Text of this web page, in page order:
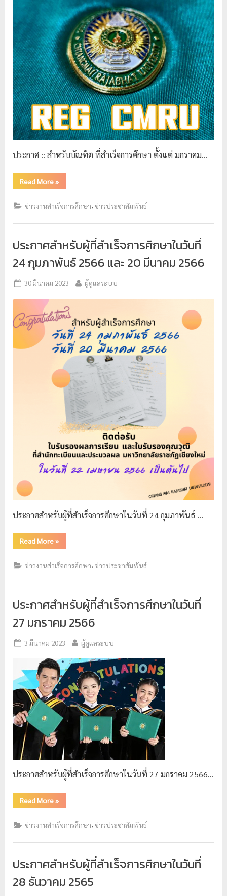
ประกาศ :: สำหรับบัณฑิต ที่สำเร็จการศึกษา ตั้งแต่ มกราคม…
Read More»
ข่าวงานสำเร็จการศึกษา,ข่าวประชาสัมพันธ์
ประกาศสำหรับผู้ที่สำเร็จการศึกษาในวันที่
24 กุมภาพันธ์ 2566 และ 20 มีนาคม 2566
30 มีนาคม 2023 ผู้ดูแลระบบ
ประกาศสำหรับผู้ที่สำเร็จการศึกษาในวันที่ 24 กุมภาพันธ์ …
Read More»
ข่าวงานสำเร็จการศึกษา,ข่าวประชาสัมพันธ์
ประกาศสำหรับผู้ที่สำเร็จการศึกษาในวันที่
27 มกราคม 2566
3 มีนาคม 2023 ผู้ดูแลระบบ
ประกาศสำหรับผู้ที่สำเร็จการศึกษาในวันที่ 27 มกราคม 2566…
Read More»
ข่าวงานสำเร็จการศึกษา,ข่าวประชาสัมพันธ์
ประกาศสำหรับผู้ที่สำเร็จการศึกษาในวันที่
28 ธันวาคม 2565